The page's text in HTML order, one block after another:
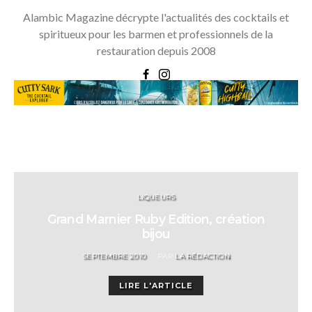
Alambic Magazine décrypte l'actualités des cocktails et
spiritueux pour les barmen et professionnels de la
restauration depuis 2008
LIQUEURS
Grand Marnier Ruby Edition, création
bijou
POSTED
SEPTEMBRE 2010 LA RÉDACTION
LIRE L'ARTICLE